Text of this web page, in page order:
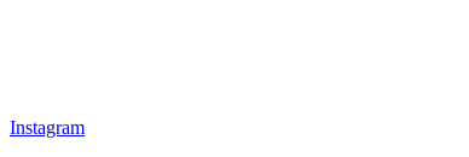
Instagram